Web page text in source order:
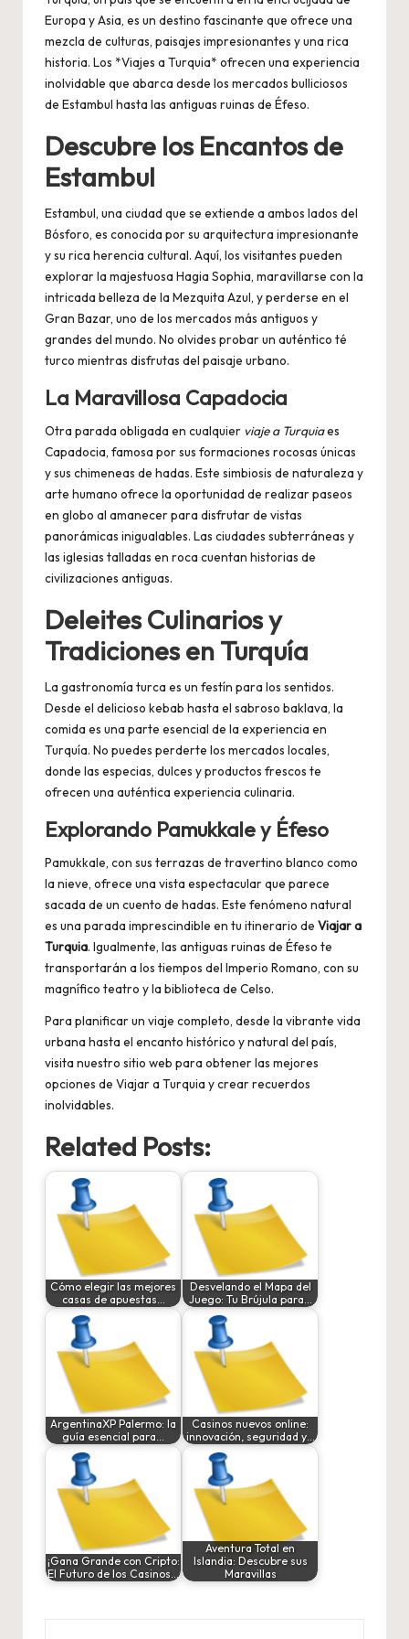
Europa y Asia, es un destino fascinante que ofrece una
mezcla de culturas, paisajes impresionantes y una rica
historia. Los *Viajes a Turquia* ofrecen una experiencia
inolvidable que abarca desde los mercados bulliciosos
de Estambul hasta las antiguas ruinas de Éfeso.
Descubre los Encantos de
Estambul
Estambul, una ciudad que se extiende a ambos lados del
Bósforo, es conocida por su arquitectura impresionante
y su rica herencia cultural. Aquí, los visitantes pueden
explorar la majestuosa Hagia Sophia, maravillarse con la
intricada belleza de la Mezquita Azul, y perderse en el
Gran Bazar, uno de los mercados más antiguos y
grandes del mundo. No olvides probar un auténtico té
turco mientras disfrutas del paisaje urbano.
La Maravillosa Capadocia
Otra parada obligada en cualquier viaje a Turquiaes
Capadocia, famosa por sus formaciones rocosas únicas
y sus chimeneas de hadas. Este simbiosis de naturaleza y
arte humano ofrece la oportunidad de realizar paseos
en globo al amanecer para disfrutar de vistas
panorámicas inigualables. Las ciudades subterráneas y
las iglesias talladas en roca cuentan historias de
civilizaciones antiguas.
Deleites Culinarios y
Tradiciones en Turquía
La gastronomía turca es un festín para los sentidos.
Desde el delicioso kebab hasta el sabroso baklava, la
comida es una parte esencial de la experiencia en
Turquía. No puedes perderte los mercados locales,
donde las especias, dulces y productos frescos te
ofrecen una auténtica experiencia culinaria.
Explorando Pamukkale y Éfeso
Pamukkale, con sus terrazas de travertino blanco como
la nieve, ofrece una vista espectacular que parece
sacada de un cuento de hadas. Este fenómeno natural
es una parada imprescindible en tu itinerario de Viajar a
Turquia. Igualmente, las antiguas ruinas de Éfeso te
transportarán a los tiempos del Imperio Romano, con su
magnífico teatro y la biblioteca de Celso.
Para planificar un viaje completo, desde la vibrante vida
urbana hasta el encanto histórico y natural del país,
visita nuestro sitio web para obtener las mejores
opciones de Viajar a Turquia y crear recuerdos
inolvidables.
Related Posts:
Cómo elegir las mejores
casas de apuestas…
Desvelando el Mapa del
Juego: Tu Brújula para…
ArgentinaXP Palermo: la
guía esencial para…
Casinos nuevos online:
innovación, seguridad y…
¡Gana Grande con Cripto:
El Futuro de los Casinos…
Aventura Total en
Islandia: Descubre sus
Maravillas